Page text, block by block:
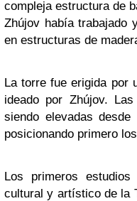
compleja estructura de
Zhújov había trabajado
en estructuras de
La torre fue erigida por
ideado por Zhújov.
siendo elevadas
posicionando primero
Los primeros
cultural y artístico de la